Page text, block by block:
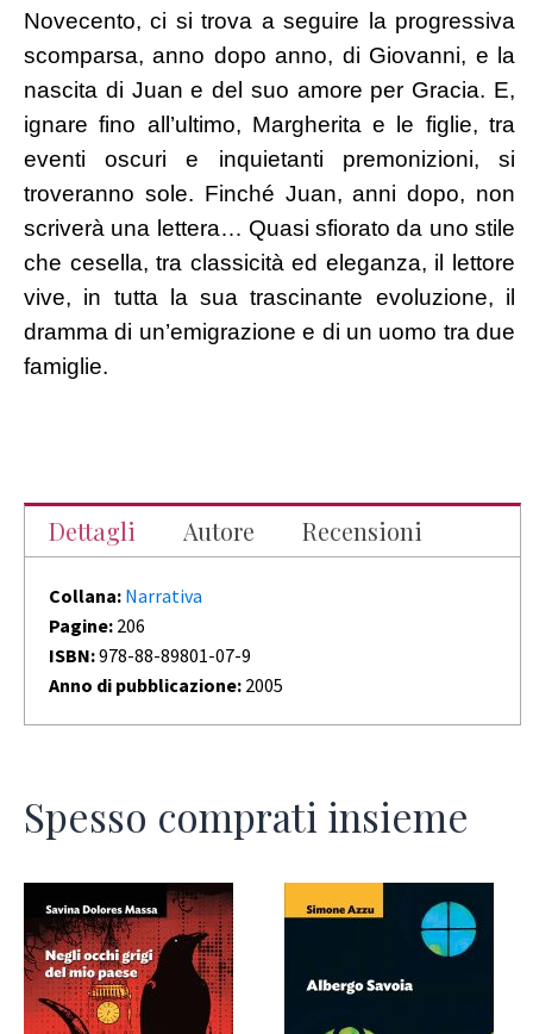
Novecento, ci si trova a seguire la progressiva
scomparsa, anno dopo anno, di Giovanni, e la
nascita di Juan e del suo amore per Gracia. E,
ignare fino all’ultimo, Margherita e le figlie, tra
eventi oscuri e inquietanti premonizioni, si
troveranno sole. Finché Juan, anni dopo, non
scriverà una lettera… Quasi sfiorato da uno stile
che cesella, tra classicità ed eleganza, il lettore
vive, in tutta la sua trascinante evoluzione, il
dramma di un’emigrazione e di un uomo tra due
famiglie.
Dettagli Autore Recensioni
Collana: Narrativa
Pagine: 206
ISBN:978-88-89801-07-9
Anno di pubblicazione: 2005
Spesso comprati insieme